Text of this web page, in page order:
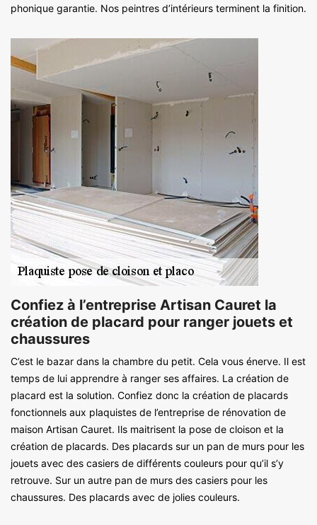
phonique garantie. Nos peintres d’intérieurs terminent la finition.
Confiez à l’entreprise Artisan Cauret la
création de placard pour ranger jouets et
chaussures
C’est le bazar dans la chambre du petit. Cela vous énerve. Il est
temps de lui apprendre à ranger ses affaires. La création de
placard est la solution. Confiez donc la création de placards
fonctionnels aux plaquistes de l’entreprise de rénovation de
maison Artisan Cauret. Ils maitrisent la pose de cloison et la
création de placards. Des placards sur un pan de murs pour les
jouets avec des casiers de différents couleurs pour qu’il s’y
retrouve. Sur un autre pan de murs des casiers pour les
chaussures. Des placards avec de jolies couleurs.